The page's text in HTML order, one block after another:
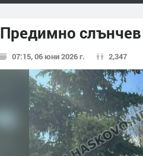
Предимно
07:15, 06 юни 2026 г. 2,347